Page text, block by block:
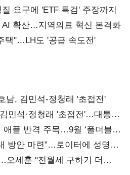
요구에 'ETF 특검' 주장까지
AI 확산…지역의료 혁신 본격화
택"…LH도 '공급 속도전'
남, 김민석-정청래 '초접전'
민석·정청래 '초접전'…대통령
)
애플 반격 주목…9월 ‘폴더블
방안 마련”…로이터에 성명
오세훈 "전월세 구하기 더